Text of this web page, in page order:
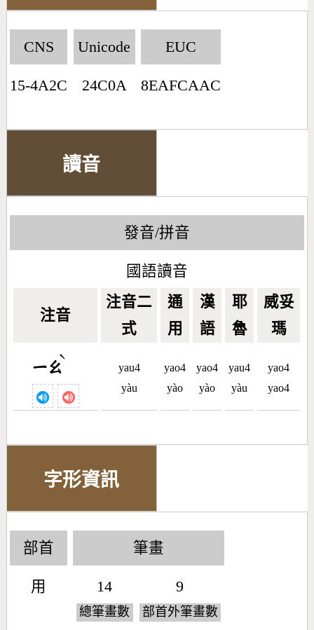
CNS
15-4A2C
Unicode
24C0A
EUC
8EAFCAAC
讀音
發音/拼音
國語讀音
注音
注音二
式
通
用
漢
語
耶
魯
威妥
瑪
ㄧㄠ
ˋ
yau4
yàu
yao4
yào
yao4
yào
yau4
yàu
yao4
yao4
字形資訊
部首
用
筆畫
14
總筆畫數
9
部首外筆畫數